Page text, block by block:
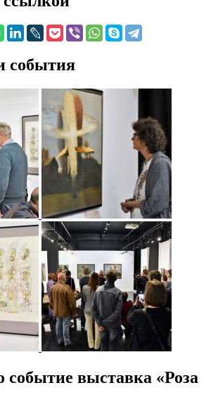
события
выставка «Роза